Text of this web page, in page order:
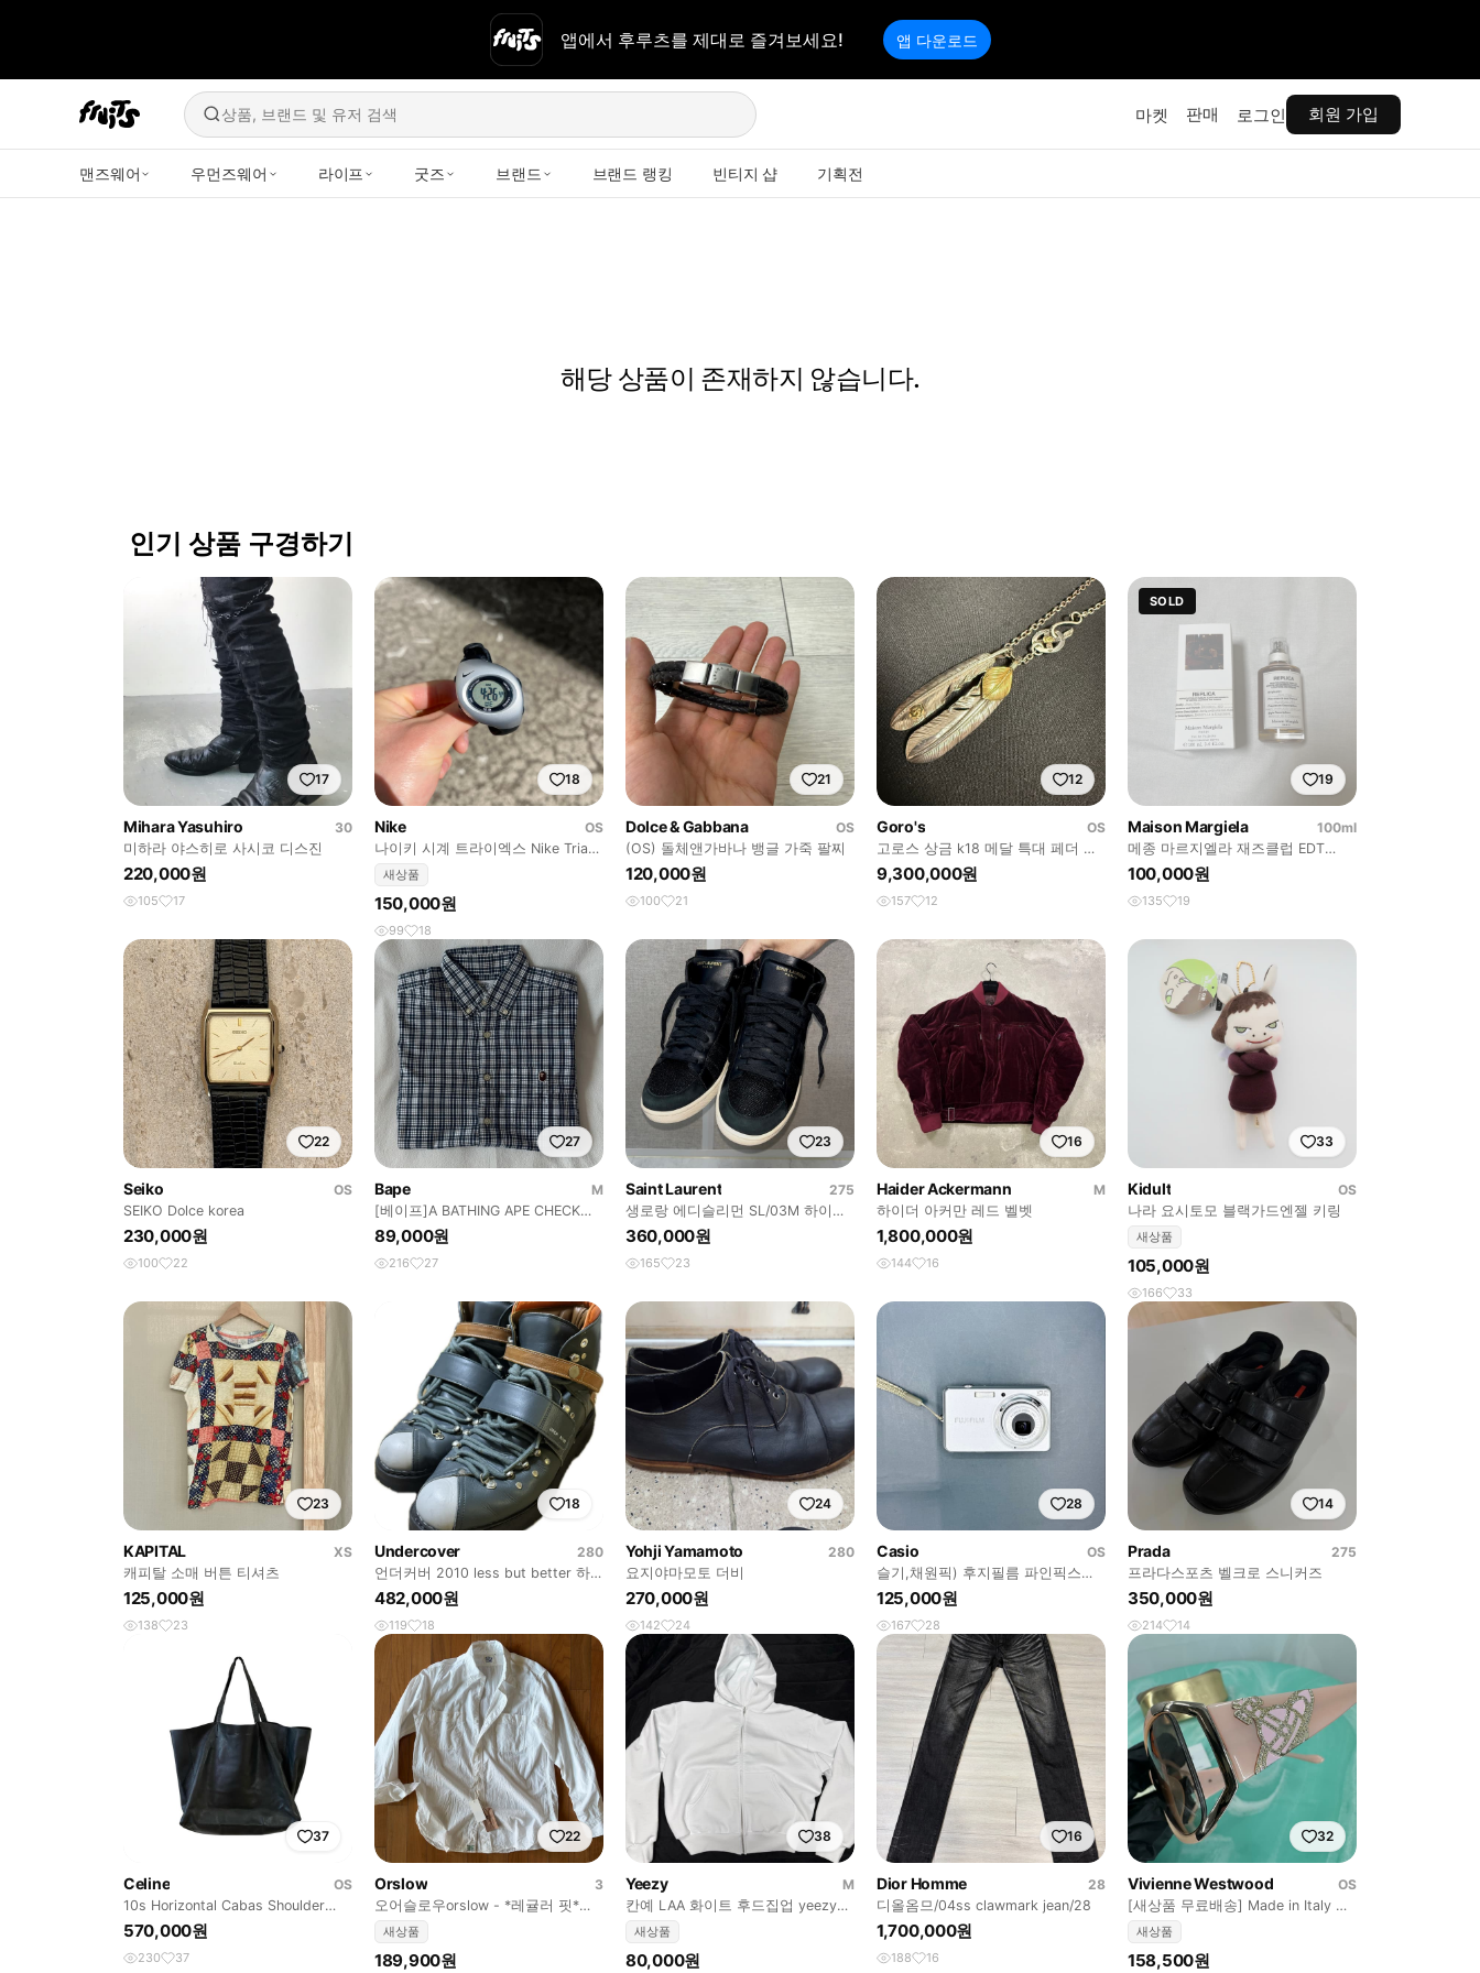
앱에서 후루츠를 제대로 즐겨보세요! 앱 다운로드
상품, 브랜드 및 유저 검색 마켓 판매 로그인 회원 가입
맨즈웨어 우먼즈웨어 라이프 굿즈 브랜드 브랜드 랭킹 빈티지 샵 기획전
해당 상품이 존재하지 않습니다.
인기 상품 구경하기
17
Mihara Yasuhiro
30
미하라 야스히로 사시코 디스진
220,000원
105 17
18
Nike
OS
나이키 시계 트라이엑스 Nike Triax
D394391
새상품
150,000원
99 18
21
Dolce & Gabbana
OS
(OS) 돌체앤가바나 뱅글 가죽 팔찌
120,000원
100 21
12
Goro's
OS
고로스 상금 k18 메달 특대 페더 세
트
9,300,000원
157 12
SOLD
19
Maison Margiela
100ml
메종 마르지엘라 재즈클럽 EDT
100ml
100,000원
135 19
22
Seiko
OS
SEIKO Dolce korea
230,000원
100 22
27
Bape
M
[베이프]A BATHING APE CHECK
SHIRT
89,000원
216 27
23
Saint Laurent
275
생로랑 에디슬리먼 SL/03M 하이탑
스니커즈
360,000원
165 23
16
Haider Ackermann
M
하이더 아커만 레드 벨벳
1,800,000원
144 16
33
Kidult
OS
나라 요시토모 블랙가드엔젤 키링
새상품
105,000원
166 33
23
KAPITAL
XS
캐피탈 소매 버튼 티셔츠
125,000원
138 23
18
Undercover
280
언더커버 2010 less but better 하
이킹 마운틴 부츠
482,000원
119 18
24
Yohji Yamamoto
280
요지야마모토 더비
270,000원
142 24
28
Casio
OS
슬기,채원픽) 후지필름 파인픽스
J27 디카 빈티지 캠코더 /캐논
125,000원
167 28
14
Prada
275
프라다스포츠 벨크로 스니커즈
350,000원
214 14
37
Celine
OS
10s Horizontal Cabas Shoulder
Bag
570,000원
230 37
22
Orslow
3
오어슬로우orslow - *레귤러 핏*샴
브레이 셔츠 화이트
새상품
189,900원
38
Yeezy
M
칸예 LAA 화이트 후드집업 yeezy
yzy
새상품
80,000원
16
Dior Homme
28
디올옴므/04ss clawmark jean/28
1,700,000원
188 16
32
Vivienne Westwood
OS
[새상품 무료배송] Made in Italy 비
비안웨스트우드 선글라스
새상품
158,500원